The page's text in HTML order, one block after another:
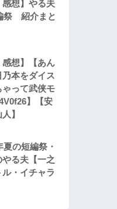
感想】やる夫
祭 紹介まと
感想】【あん
本をダイス
って武侠モ
】【安
】
夏の短編祭・
る夫【一之
・イチャラ